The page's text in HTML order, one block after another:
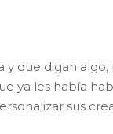
y que digan algo,
ya les había
sus